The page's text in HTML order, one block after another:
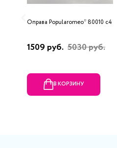
Оправа Popularomeo* 80010 с4
1509 руб. 5030 руб.
В КОРЗИНУ